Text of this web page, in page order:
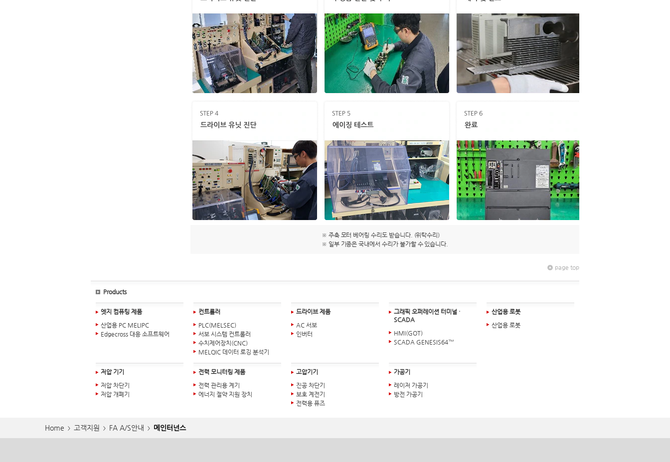
※ 주축 모터 베어링 수리도 받습니다. (위탁수리)
※ 일부 기종은 국내에서 수리가 불가할 수 있습니다.
page top
Products
엣지 컴퓨팅 제품
산업용 PC MELIPC
Edgecross 대응 소프트웨어
컨트롤러
PLC(MELSEC)
서보 시스템 컨트롤러
수치제어장치(CNC)
MELQIC 데이터 로깅 분석기
드라이브 제품
AC 서보
인버터
그래픽 오퍼레이션 터미널 ·
SCADA
HMI(GOT)
SCADA GENESIS64™
산업용 로봇
산업용 로봇
저압 기기
저압 차단기
저압 개폐기
전력 모니터링 제품
전력 관리용 계기
에너지 절약 지원 장치
고압기기
진공 차단기
보호 계전기
전력용 퓨즈
가공기
레이저 가공기
방전 가공기
Home > 고객지원 > FA A/S안내 > 메인터넌스